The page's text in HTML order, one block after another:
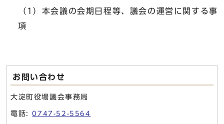
（1）本会議の会期日程等、議会の運営に関する事
項
お問い合わせ
大淀町役場議会事務局
電話:0747-52-5564